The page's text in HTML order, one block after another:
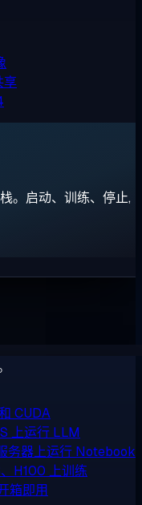
享
。启动、训练、停止,
CUDA
上运行 LLM
务器上运行 Notebook
H100 上训练
箱即用